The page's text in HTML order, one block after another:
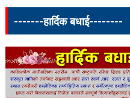
-------हार्दिक बधाई--------